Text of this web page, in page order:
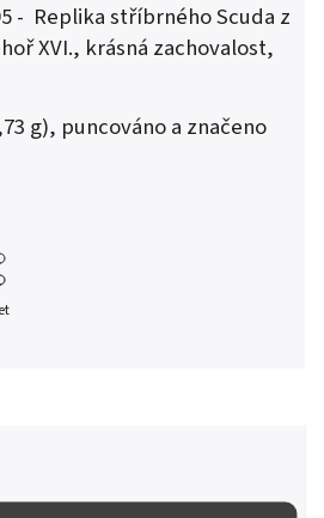
- Replika stříbrného Scuda z
XVI., krásná zachovalost,
g), puncováno a značeno